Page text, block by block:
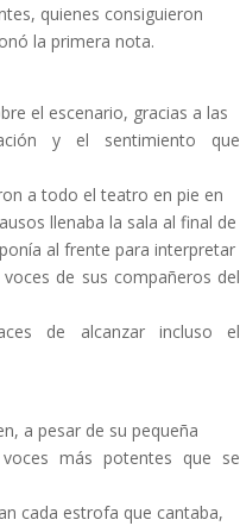
quienes consiguieron
la primera nota.
el escenario, gracias a las
y el sentimiento que
a todo el teatro en pie en
llenaba la sala al final de
al frente para interpretar
de sus compañeros del
de alcanzar incluso el
a pesar de su pequeña
más potentes que se
cada estrofa que cantaba,